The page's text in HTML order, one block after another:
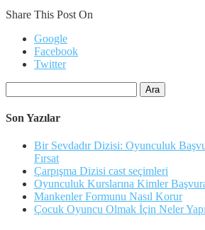
Share This Post On
Google
Facebook
Twitter
Son Yazılar
Bir Sevdadır Dizisi: Oyunculuk
Fırsat
Çarpışma Dizisi cast seçimleri
Oyunculuk Kurslarına Kimler
Mankenler Formunu Nasıl Korur
Çocuk Oyuncu Olmak İçin Neler